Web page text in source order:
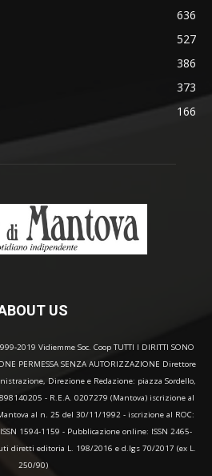
636
527
386
373
166
US
2019 Vidiemme Soc. Coop TUTTI I DIRITTI SONO
PERMESSA SENZA AUTORIZZAZIONE Direttore
Direzione e Redazione: piazza Sordello,
- R.E.A. 0207279 (Mantova) iscrizione al
al n. 25 del 30/11/1992 - iscrizione al ROC:
1594-1159 - Pubblicazione online: ISSN 2465-
diretti editoria L. 198/2016 e d.lgs 70/2017 (ex L.
250/90)